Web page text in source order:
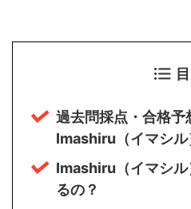
過去問採点・合格予
Imashiru（イマシル
Imashiru（イマシル
るの？